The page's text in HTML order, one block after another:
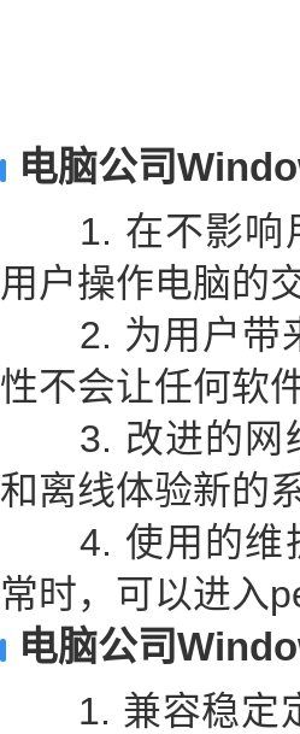
电脑公司
1. 在不影响用
用户操作电脑的
2. 为用户带来
性不会让任何软
3. 改进的网络
和离线体验新的
4. 使用的维护
常时，可以进入
电脑公司
1. 兼容稳定